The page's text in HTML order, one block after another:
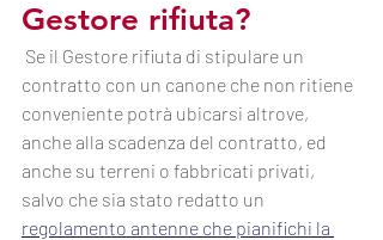
Gestore rifiuta?
Se il Gestore rifiuta di stipulare un
contratto con un canone che non ritiene
conveniente potrà ubicarsi altrove,
anche alla scadenza del contratto, ed
anche su terreni o fabbricati privati,
salvo che sia stato redatto un
regolamento antenne che pianifichi la